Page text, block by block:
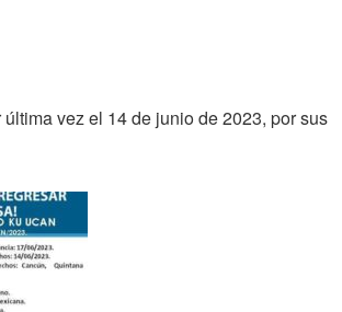
vez el 14 de junio de 2023, por sus